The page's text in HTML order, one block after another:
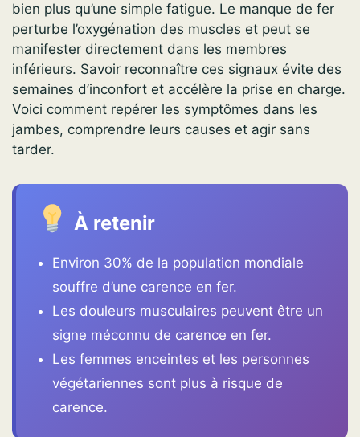
bien plus qu’une simple fatigue. Le manque de fer
perturbe l’oxygénation des muscles et peut se
manifester directement dans les membres
inférieurs. Savoir reconnaître ces signaux évite des
semaines d’inconfort et accélère la prise en charge.
Voici comment repérer les symptômes dans les
jambes, comprendre leurs causes et agir sans
tarder.
À retenir
Environ 30% de la population mondiale
souffre d’une carence en fer.
Les douleurs musculaires peuvent être un
signe méconnu de carence en fer.
Les femmes enceintes et les personnes
végétariennes sont plus à risque de
carence.